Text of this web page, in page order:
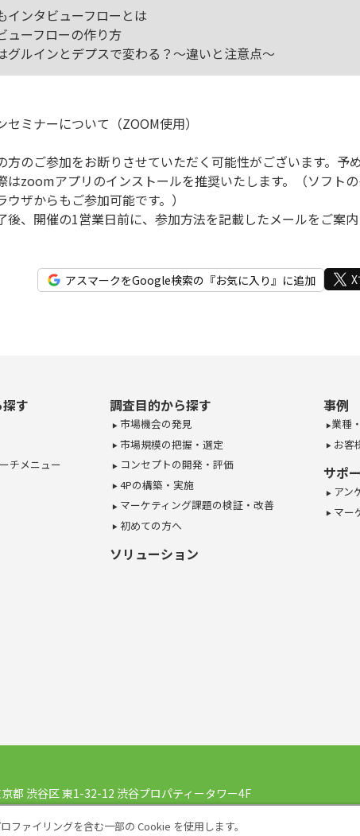
インタビューフローとは
ューフローの作り方
グルインとデプスで変わる？～違いと注意点～
ミナーについて（ZOOM使用）
のご参加をお断りさせていただく可能性がございます。予
zoomアプリのインストールを推奨いたします。（ソフト
ウザからもご参加可能です。）
、開催の1営業日前に、参加方法を記載したメールをご案内
アスマークをGoogle検索の『お気に入り』に追加
す
チメニュー
調査目的から探す
市場機会の発見
市場規模の把握・選定
コンセプトの開発・評価
4Pの構築・実施
マーケティング課題の検証・改善
初めての方へ
ソリューション
事例
業種
お客
サポ
アン
マー
都 渋谷区東1-32-12 渋谷プロパティータワー4F
ファイリングを含む一部の Cookie を使用します。